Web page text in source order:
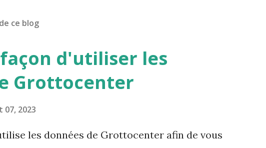
ce blog
d'utiliser les
Grottocenter
07, 2023
les données de Grottocenter afin de vous